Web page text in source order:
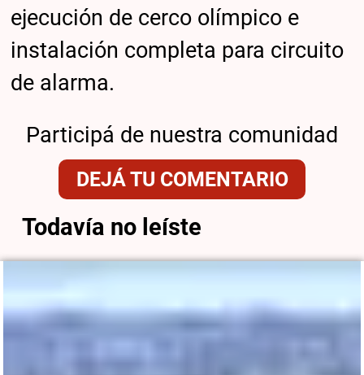
ejecución de cerco olímpico e
instalación completa para circuito
de alarma.
Participá de nuestra comunidad
DEJÁ TU COMENTARIO
Todavía no leíste